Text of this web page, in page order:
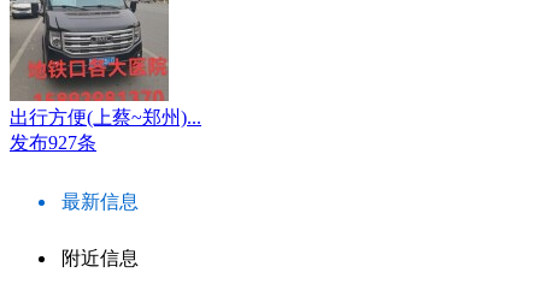
出行方便(上蔡~郑州)...
发布927条
最新信息
附近信息